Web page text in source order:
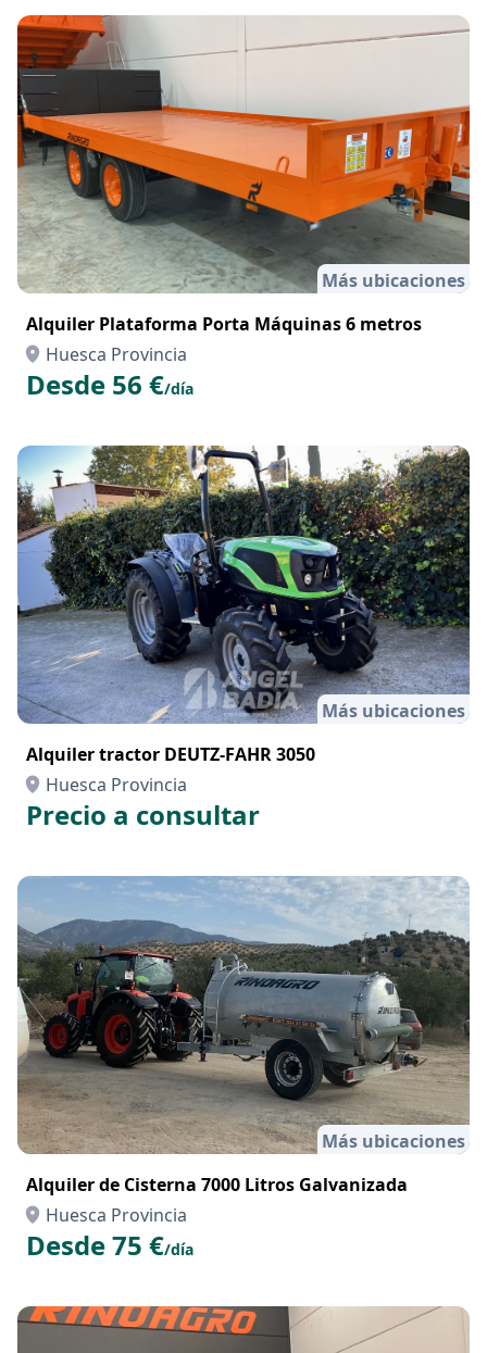
Más ubicaciones
Alquiler Plataforma Porta Máquinas 6 metros
Huesca Provincia
Desde 56 €/día
Más ubicaciones
Alquiler tractor DEUTZ-FAHR 3050
Huesca Provincia
Precio a consultar
Más ubicaciones
Alquiler de Cisterna 7000 Litros Galvanizada
Huesca Provincia
Desde 75 €/día